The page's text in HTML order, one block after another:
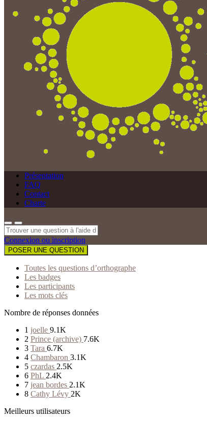
Présentation
FAQ
Contact
Charte
Connexion ou inscription
POSER UNE QUESTION
Toutes les questions d’orthographe
Les badges
Les participants
Les mots clés
Nombre de réponses données
1 joelle 9.1K
2 Prince (archive) 7.6K
3 Tara 6.7K
4 Chambaron 3.1K
5 czardas 2.5K
6 PhL 2.4K
7 jean bordes 2.1K
8 Cathy Lévy 2K
Meilleurs utilisateurs